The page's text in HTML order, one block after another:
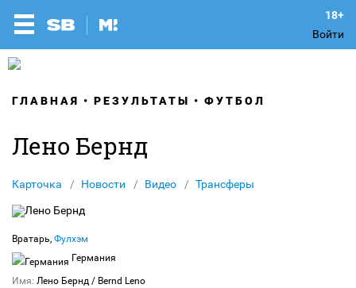
Войти
ГЛАВНАЯ РЕЗУЛЬТАТЫ ФУТБОЛ
Лено Бернд
Карточка Новости Видео Трансферы
Вратарь, Фулхэм
Германия
Имя: Лено Бернд / Bernd Leno